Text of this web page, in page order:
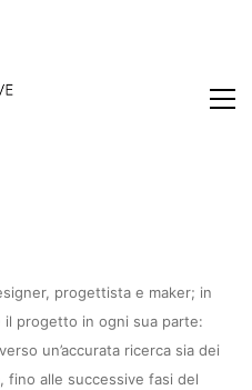
progettista e maker; in
progetto in ogni sua parte:
un’accurata ricerca sia dei
fino alle successive fasi del